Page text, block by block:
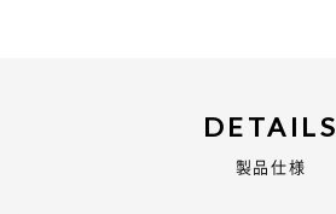
DETAILS
製品仕様